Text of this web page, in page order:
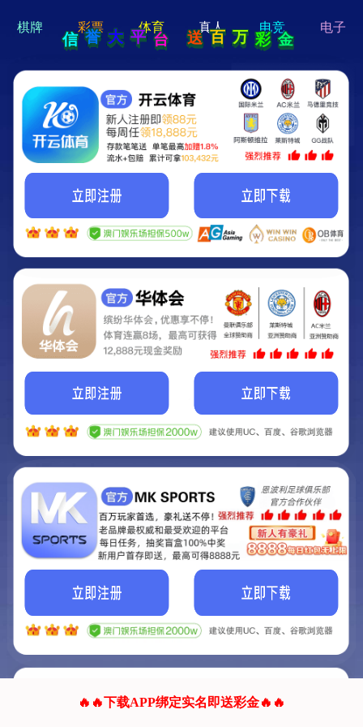
hi 💗
Hey Guys!
我们即将上线啦...
我们的网站正在建设.
它将是非常棒的网站.
联系我们!